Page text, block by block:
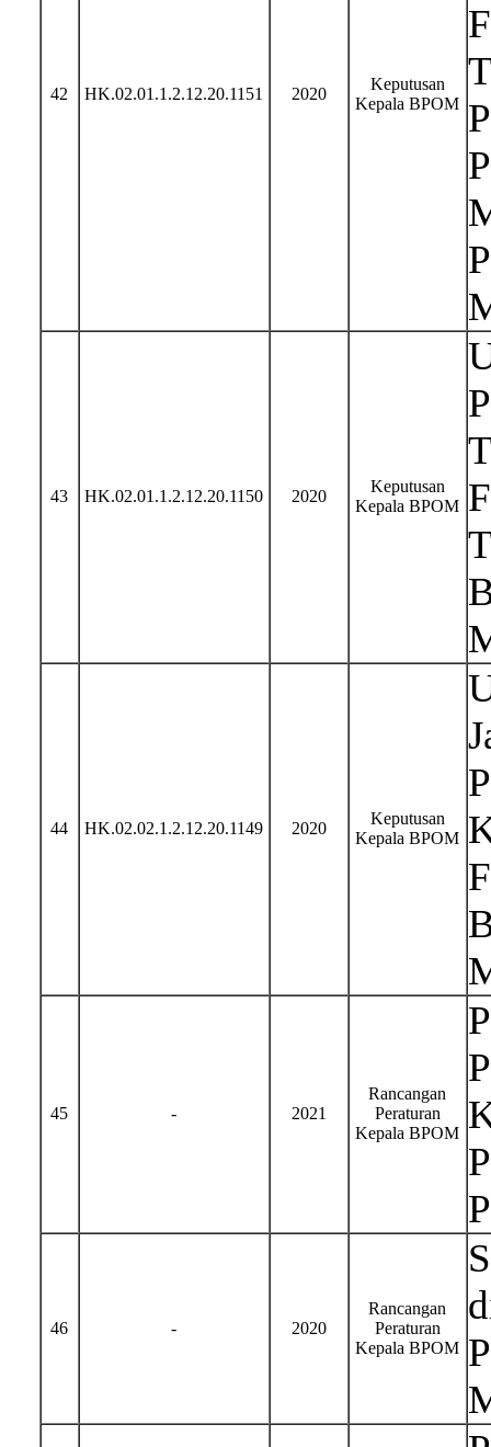
42 HK.02.01.1.2.12.20.1151 2020
Keputusan
Kepala BPOM
43 HK.02.01.1.2.12.20.1150 2020
Keputusan
Kepala BPOM
44 HK.02.02.1.2.12.20.1149 2020
Keputusan
Kepala BPOM
45 - 2021
Rancangan
Peraturan
Kepala BPOM
46 - 2020
Rancangan
Peraturan
Kepala BPOM